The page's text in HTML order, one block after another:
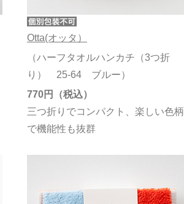
Otta(オッタ）
（ハーフタオルハンカチ（3つ折
り） 25-64 ブルー）
三つ折りでコンパクト、楽しい色柄
で機能性も抜群
770円